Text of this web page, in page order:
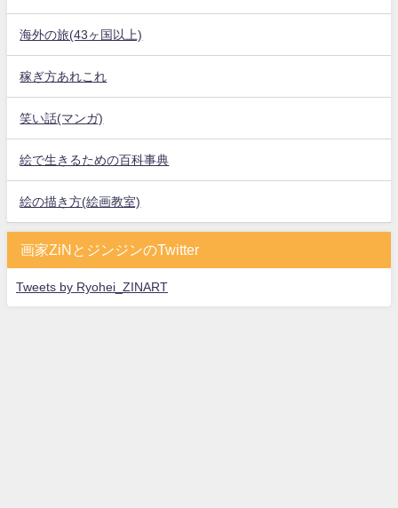
海外の旅(43ヶ国以上)
稼ぎ方あれこれ
笑い話(マンガ)
絵で生きるための百科事典
絵の描き方(絵画教室)
画家ZiNとジンジンのTwitter
Tweets by Ryohei_ZINART